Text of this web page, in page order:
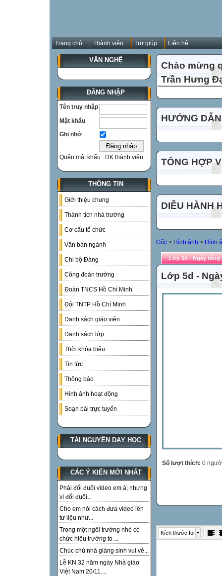
Trang chủ Thành viên Trợ giúp Liên hệ
VĂN NGHỆ
ĐĂNG NHẬP
Tên truy nhập
Mật khẩu
Ghi nhớ
Quên mật khẩu ĐK thành viên
THÔNG TIN
Giới thiệu chung
Thành tích nhà trường
Cơ cấu tổ chức
Văn bản ngành
Chi bộ Đảng
Công đoàn trường
Đoàn TNCS Hồ Chí Minh
Đội TNTP Hồ Chí Minh
Danh sách giáo viên
Danh sách lớp
Thời khóa biểu
Tin tức
Thông báo
Hình ảnh hoạt động
Soạn bài trực tuyến
TÀI NGUYÊN DẠY HỌC
CÁC Ý KIẾN MỚI NHẤT
Phải đổi đuôi video em à; nhưng
vì đổi đuôi...
Cho em hỏi cách đưa video lên
tư liệu như...
Trong một ngôi trường nhỏ có
chức hiệu trưởng to ...
Chúc chủ nhà giáng sinh vui vẻ...
Lễ KN 32 năm ngày Nhà giáo
Việt Nam 20/11....
Chào mừng
Trần Hưng
HƯỚNG
TỔNG HỢP
DIỄU HÀNH
Gốc > Hình ảnh > Hình
Lớp 5d - Ngày tổng
Lớp 5d -
Số lượt thích: 0
Kích thước font